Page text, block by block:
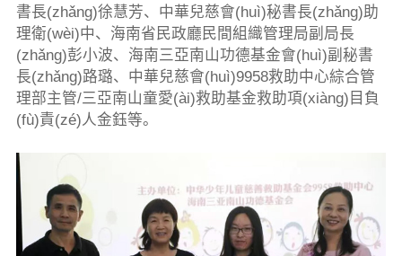
書長(zhǎng)徐慧芳、中華兒慈會(huì)秘書長(zhǎng)助
理衛(wèi)中、海南省民政廳民間組織管理局副局長
(zhǎng)彭小波、海南三亞南山功德基金會(huì)副秘書
長(zhǎng)路璐、中華兒慈會(huì)9958救助中心綜合管
理部主管/三亞南山童愛(ài)救助基金救助項(xiàng)目負
(fù)責(zé)人金鈺等。